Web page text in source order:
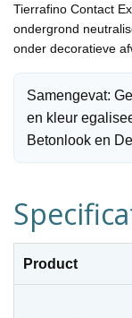
Tierrafino Contact
ondergrond
onder decoratieve
Samengevat:
en kleur
Betonlook en
Product